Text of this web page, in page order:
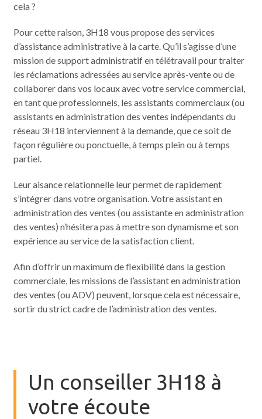
cela ?
Pour cette raison, 3H18 vous propose des services
d’assistance administrative à la carte. Qu’il s’agisse d’une
mission de support administratif en télétravail pour traiter
les réclamations adressées au service après-vente ou de
collaborer dans vos locaux avec votre service commercial,
en tant que professionnels, les assistants commerciaux (ou
assistants en administration des ventes indépendants du
réseau 3H18 interviennent à la demande, que ce soit de
façon régulière ou ponctuelle, à temps plein ou à temps
partiel.
Leur aisance relationnelle leur permet de rapidement
s’intégrer dans votre organisation. Votre assistant en
administration des ventes (ou assistante en administration
des ventes) n’hésitera pas à mettre son dynamisme et son
expérience au service de la satisfaction client.
Afin d’offrir un maximum de flexibilité dans la gestion
commerciale, les missions de l’assistant en administration
des ventes (ou ADV) peuvent, lorsque cela est nécessaire,
sortir du strict cadre de l’administration des ventes.
Un conseiller 3H18 à
votre écoute